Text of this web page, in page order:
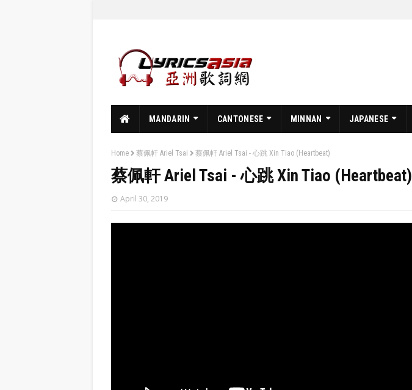
MANDARIN CANTONESE MINNAN JAPANESE
Home 蔡佩軒 Ariel Tsai 蔡佩軒 Ariel Tsai - 心跳 Xin Tiao (Heartbeat)
蔡佩軒 Ariel Tsai - 心跳 Xin Tiao (Heartbeat)
April 30, 2019